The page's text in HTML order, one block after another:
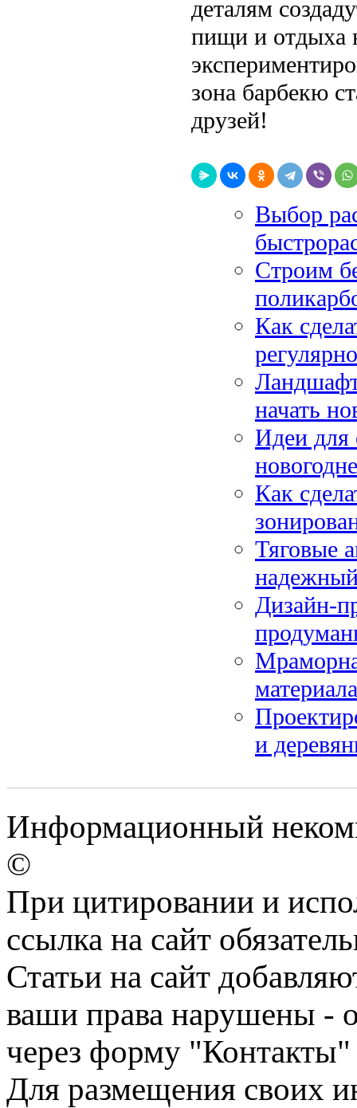
деталям
пищи и отдыха
зона барбекю
друзей!
Выбор
Строим
Как
начать
Идеи для
Как
Тяговые
Дизайн-
и
Информационный
©
При цитировании и
ссылка на сайт
Статьи на сайт
ваши права нарушены -
через форму "Контакты"
Для размещения своих